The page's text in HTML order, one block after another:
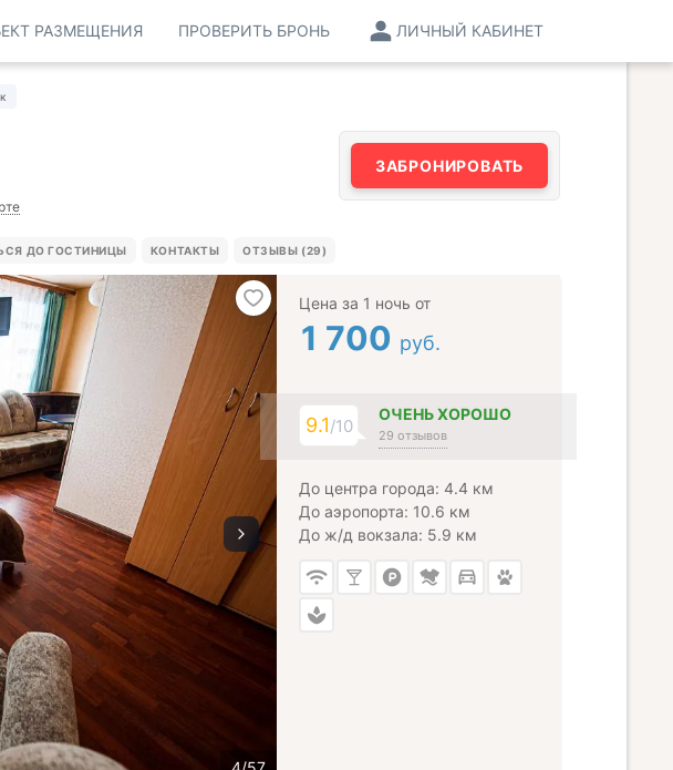
ЛИЧНЫЙ КАБИНЕТ
ПРОВЕРИТЬ БРОНЬ
РАЗМЕЩЕНИЯ
ЗАБРОНИРОВАТЬ
ДО ГОСТИНИЦЫ КОНТАКТЫ ОТЗЫВЫ (29)
Цена за 1 ночь от
1 700 руб.
9.1/10
ОЧЕНЬ ХОРОШО
29 отзывов
До центра города: 4.4 км
До аэропорта: 10.6 км
До ж/д вокзала: 5.9 км